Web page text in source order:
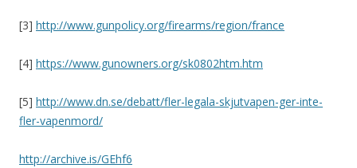
[3] http://www.gunpolicy.org/firearms/region/france
[4] https://www.gunowners.org/sk0802htm.htm
[5] http://www.dn.se/debatt/fler-legala-skjutvapen-ger-inte-
fler-vapenmord/
http://archive.is/GEhf6